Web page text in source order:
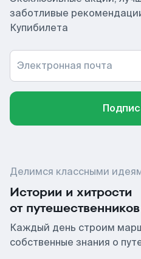
заботливые
Купибилета
Электронная почта
Делимся классными
Истории и хитрости
от путешественников
Каждый день строим
собственные знания о